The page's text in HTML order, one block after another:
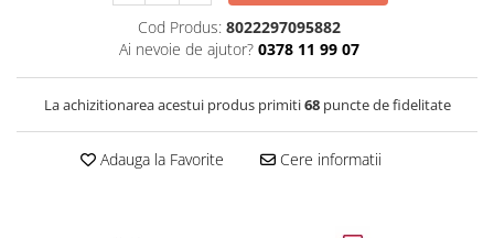
Cod Produs: 8022297095882
Ai nevoie de ajutor? 0378 11 99 07
La achizitionarea acestui produs primiti68puncte de fidelitate
Adauga la Favorite Cere informatii